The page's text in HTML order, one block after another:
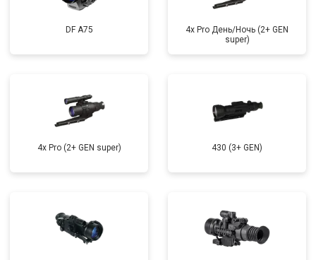
DF A75
4x Pro День/Ночь (2+ GEN
super)
4x Pro (2+ GEN super) 430 (3+ GEN)